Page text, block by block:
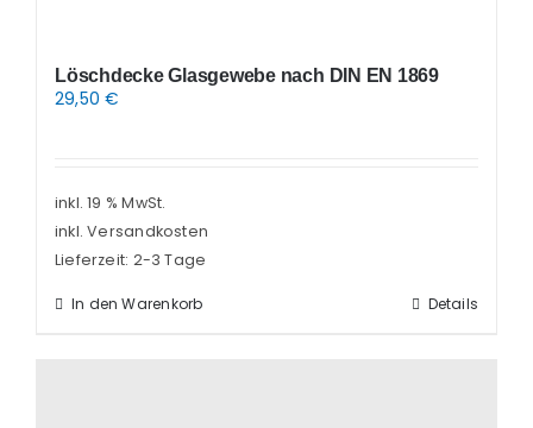
Löschdecke Glasgewebe nach DIN EN 1869
29,50€
inkl. 19 % MwSt.
inkl. Versandkosten
Lieferzeit: 2-3 Tage
In den Warenkorb Details